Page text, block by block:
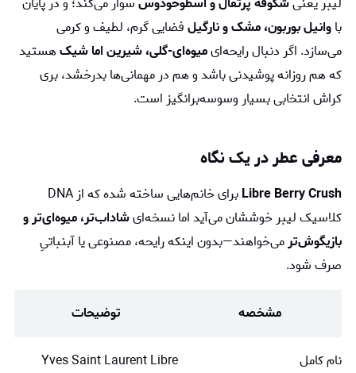
باوانیل بوربون، مشک و نارگیلفضایی گرم، لطیف و کرمی
می‌سازد. اگر دنبال رایحه‌ایمیوه‌ای-گلی، شیرین اما شیکهستید
که هم روزانه پوشیدنی باشد و هم در مهمانی‌ها بدرخشد، بری
کراش انتخابی بسیار وسوسه‌برانگیز است.
معرفی عطر در یک نگاه
Libre Berry Crush
برای خانم‌هایی ساخته شده که از DNA
کلاسیک لیبر خوششان می‌آید اما نسخه‌ایشاداب‌تر، میوه‌ای‌تر و
بازیگوش‌ترمی‌خواهند—بدون اینکه رایحه، مصنوعی یا آبنباتیِ
صرف شود.
مشخصه توضیحات
نام کامل
Yves Saint Laurent Libre